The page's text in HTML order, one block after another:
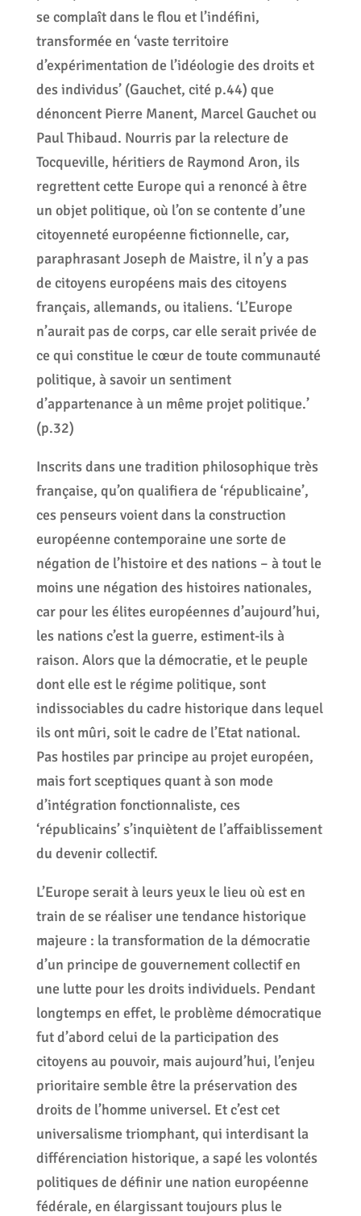
se complaît dans le flou et l’indéfini,
transformée en ‘vaste territoire
d’expérimentation de l’idéologie des droits et
des individus’ (Gauchet, cité p.44) que
dénoncent Pierre Manent, Marcel Gauchet ou
Paul Thibaud. Nourris par la relecture de
Tocqueville, héritiers de Raymond Aron, ils
regrettent cette Europe qui a renoncé à être
un objet politique, où l’on se contente d’une
citoyenneté européenne fictionnelle, car,
paraphrasant Joseph de Maistre, il n’y a pas
de citoyens européens mais des citoyens
français, allemands, ou italiens. ‘L’Europe
n’aurait pas de corps, car elle serait privée de
ce qui constitue le cœur de toute communauté
politique, à savoir un sentiment
d’appartenance à un même projet politique.’
(p.32)
Inscrits dans une tradition philosophique très
française, qu’on qualifiera de ‘républicaine’,
ces penseurs voient dans la construction
européenne contemporaine une sorte de
négation de l’histoire et des nations – à tout le
moins une négation des histoires nationales,
car pour les élites européennes d’aujourd’hui,
les nations c’est la guerre, estiment-ils à
raison. Alors que la démocratie, et le peuple
dont elle est le régime politique, sont
indissociables du cadre historique dans lequel
ils ont mûri, soit le cadre de l’Etat national.
Pas hostiles par principe au projet européen,
mais fort sceptiques quant à son mode
d’intégration fonctionnaliste, ces
‘républicains’ s’inquiètent de l’affaiblissement
du devenir collectif.
L’Europe serait à leurs yeux le lieu où est en
train de se réaliser une tendance historique
majeure : la transformation de la démocratie
d’un principe de gouvernement collectif en
une lutte pour les droits individuels. Pendant
longtemps en effet, le problème démocratique
fut d’abord celui de la participation des
citoyens au pouvoir, mais aujourd’hui, l’enjeu
prioritaire semble être la préservation des
droits de l’homme universel. Et c’est cet
universalisme triomphant, qui interdisant la
différenciation historique, a sapé les volontés
politiques de définir une nation européenne
fédérale, en élargissant toujours plus le